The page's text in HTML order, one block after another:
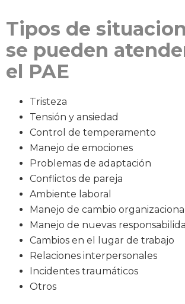
Tipos de
se pueden
el PAE
Tristeza
Tensión y ansiedad
Control de temperamento
Manejo de emociones
Problemas de adaptación
Conflictos de pareja
Ambiente laboral
Manejo de cambio organizacional
Manejo de nuevas
Cambios en el lugar de trabajo
Relaciones interpersonales
Incidentes traumáticos
Otros